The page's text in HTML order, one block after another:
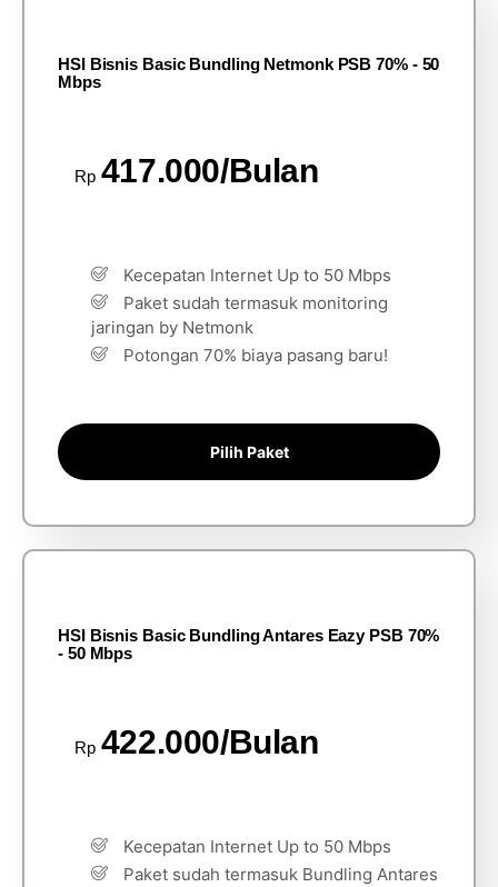
HSI Bisnis Basic Bundling Netmonk PSB 70% - 50
Mbps
Rp 417.000/Bulan
Kecepatan Internet Up to 50 Mbps
Paket sudah termasuk monitoring
jaringan by Netmonk
Potongan 70% biaya pasang baru!
Pilih Paket
HSI Bisnis Basic Bundling Antares Eazy PSB 70%
- 50 Mbps
Rp 422.000/Bulan
Kecepatan Internet Up to 50 Mbps
Paket sudah termasuk Bundling Antares